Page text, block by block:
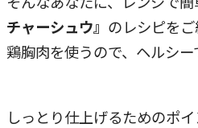
チャーシュウ』 のレシピをご
鶏胸肉を使うので、ヘルシー
しっとり仕上げるためのポ